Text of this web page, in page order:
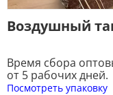
Воздушный
Время сбора
от 5 рабочих дней.
Посмотреть упаковку